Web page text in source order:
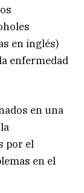
en inglés)
enfermedad
en una
por el
en el